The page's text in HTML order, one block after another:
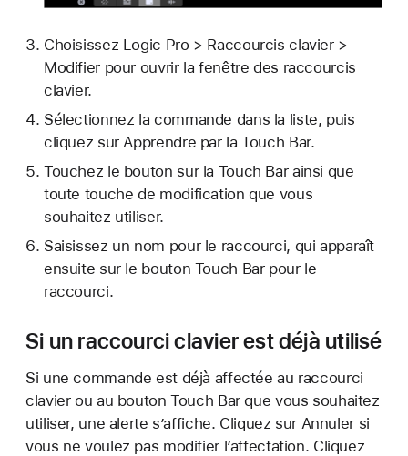
Choisissez Logic Pro > Raccourcis clavier >
Modifier pour ouvrir la fenêtre des raccourcis
clavier.
Sélectionnez la commande dans la liste, puis
cliquez sur Apprendre par la Touch Bar.
Touchez le bouton sur la Touch Bar ainsi que
toute touche de modification que vous
souhaitez utiliser.
Saisissez un nom pour le raccourci, qui apparaît
ensuite sur le bouton Touch Bar pour le
raccourci.
Si un raccourci clavier est déjà utilisé
Si une commande est déjà affectée au raccourci
clavier ou au bouton Touch Bar que vous souhaitez
utiliser, une alerte s’affiche. Cliquez sur Annuler si
vous ne voulez pas modifier l’affectation. Cliquez